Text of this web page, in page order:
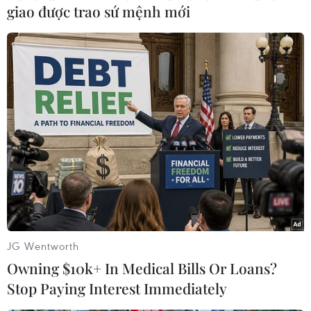
#bán lẻ hàng hóa
#bán lẻ hàng hóa Việt Nam
#Tiêu dùng
Theo dõi VietnamPlus
TIN LIÊN QUAN
giao được trao sứ mệnh mới
JG Wentworth
Owning $10k+ In Medical Bills Or Loans?
Stop Paying Interest Immediately